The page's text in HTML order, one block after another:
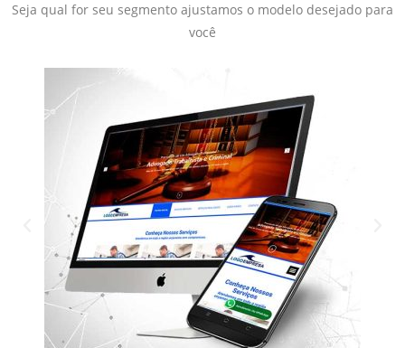
Seja qual for seu segmento ajustamos o modelo desejado para
você